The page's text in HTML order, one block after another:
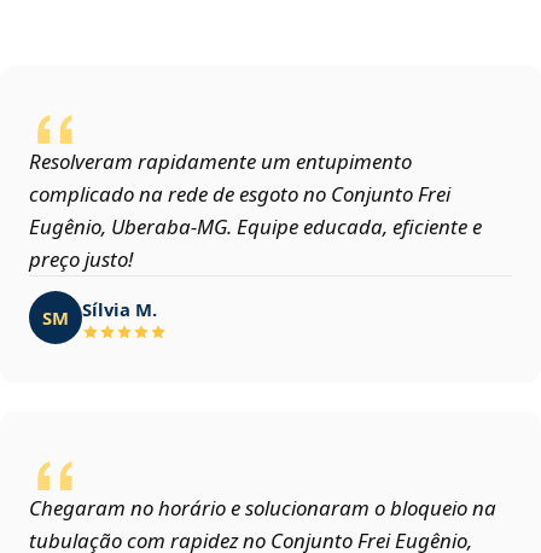
Resolveram rapidamente um entupimento
complicado na rede de esgoto no Conjunto Frei
Eugênio, Uberaba‑MG. Equipe educada, eficiente e
preço justo!
SM Sílvia M.
Chegaram no horário e solucionaram o bloqueio na
tubulação com rapidez no Conjunto Frei Eugênio,